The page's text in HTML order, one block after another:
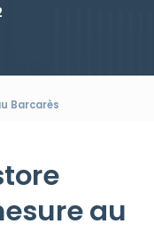
Barcarès
au